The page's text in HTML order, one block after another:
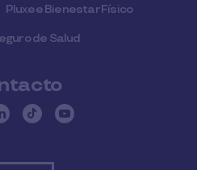
Pluxee Bienestar Físico
de Salud